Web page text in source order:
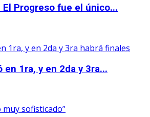
Progreso fue el único...
1ra, y en 2da y 3ra...